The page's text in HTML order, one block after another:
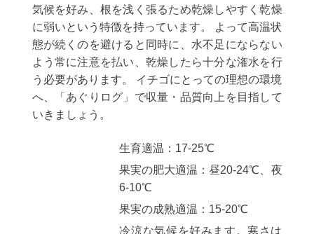
気候を好み、根を浅く張るため乾燥しやすく乾燥
に弱いという特徴を持っています。 よって高温状
態が続くのを避けると同時に、水不足にならない
よう常に注意を払い、乾燥したら十分な潅水を行
う必要があります。 イチゴにとっての理想の環境
へ、「あぐりログ」で収量・品質向上を目指して
いきましょう。
生育適温：17-25℃
果実の肥大適温：昼20-24℃、夜
6-10℃
果実の成熟適温：15-20℃
冷涼な気候を好みます。寒さは